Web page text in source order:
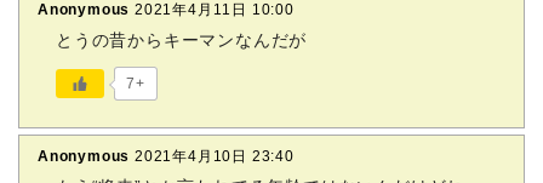
Anonymous 2021年4月11日 10:00
とうの昔からキーマンなんだが
7+
Anonymous 2021年4月10日 23:40